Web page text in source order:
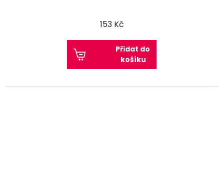
153 Kč
Přidat do
košíku